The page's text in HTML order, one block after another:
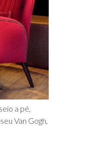
a pé,
Van Gogh,